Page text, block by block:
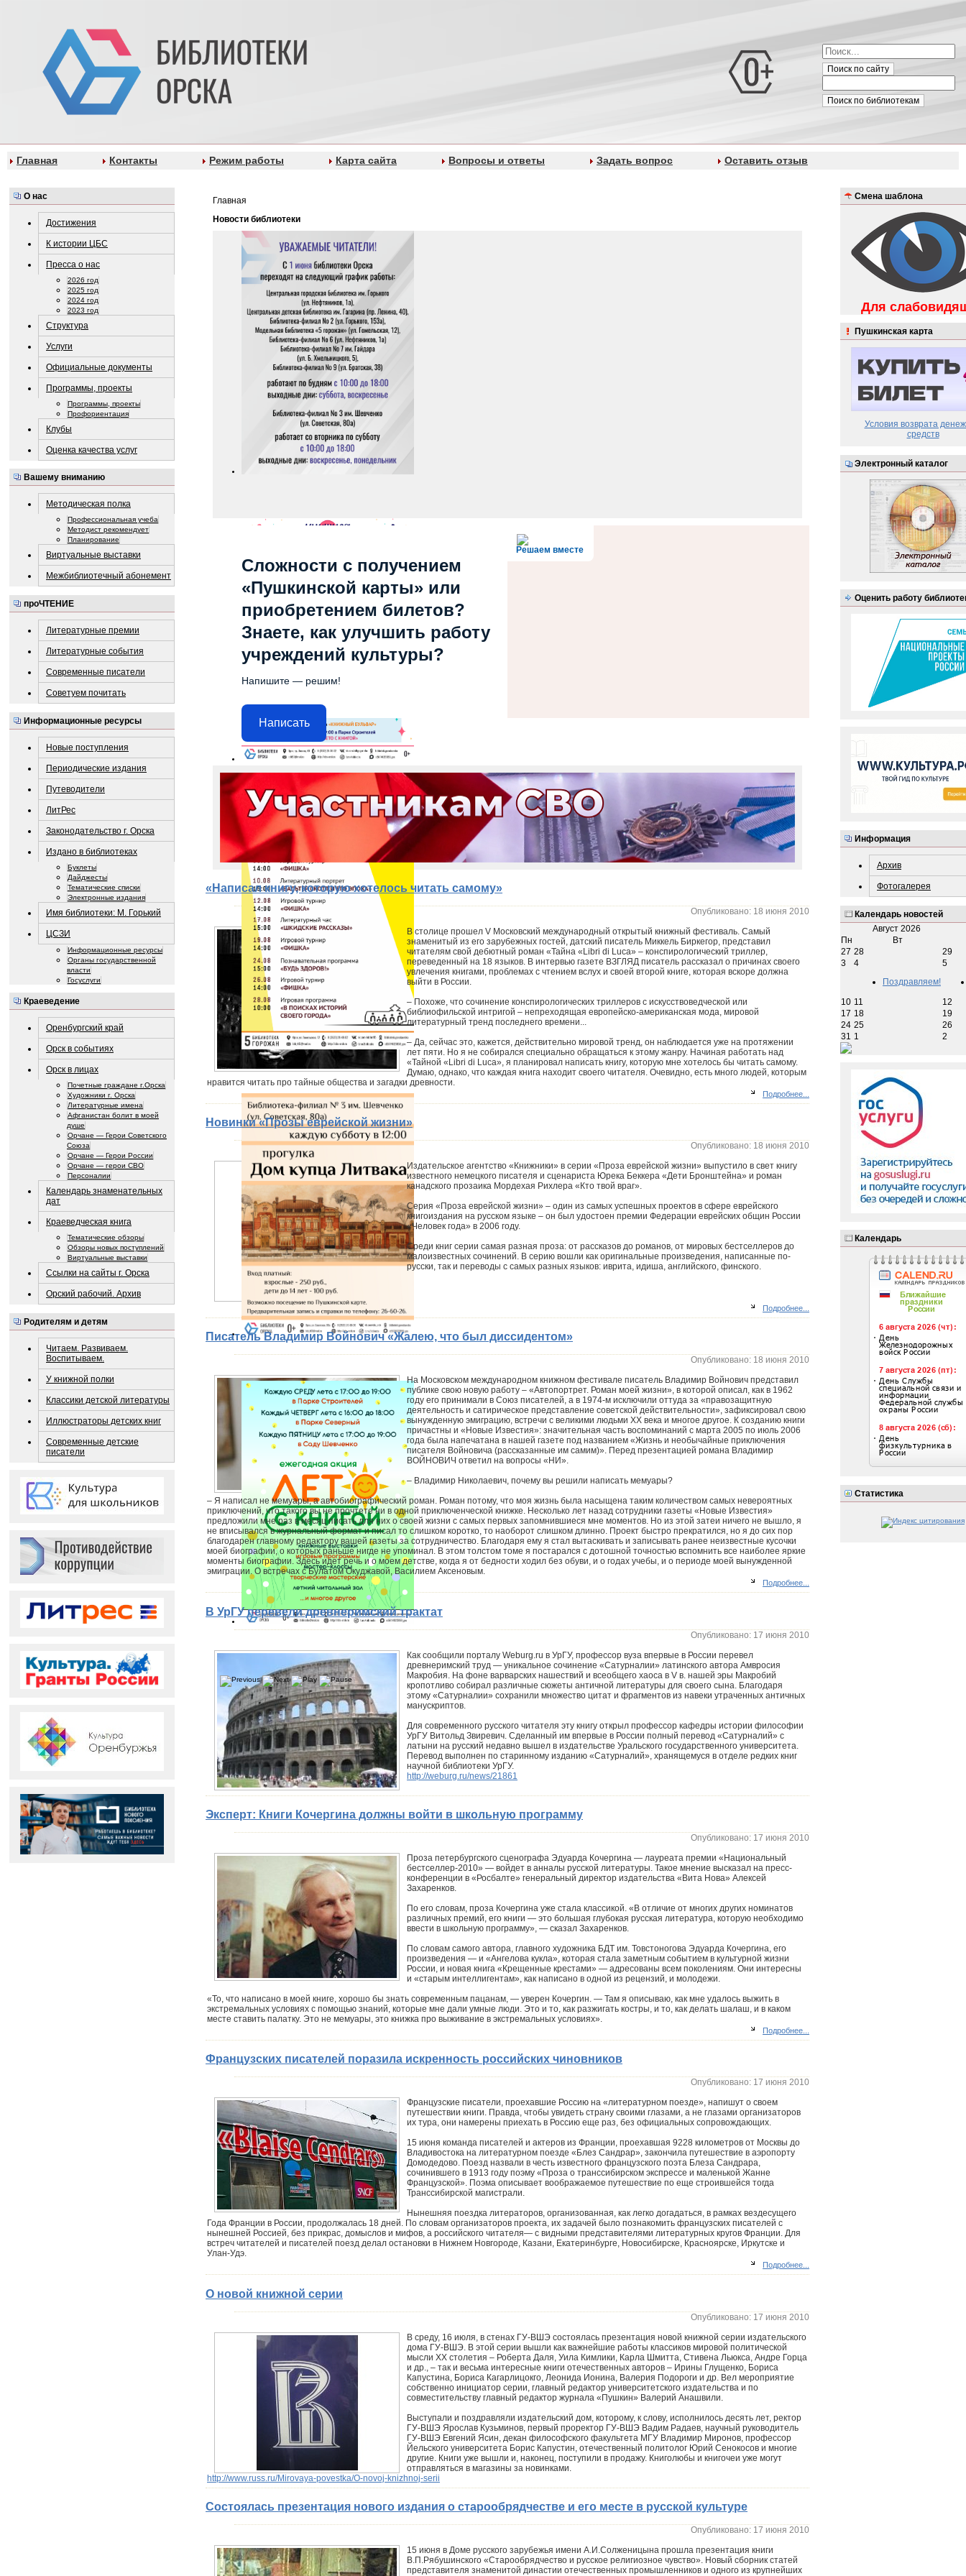
Поиск по сайту
Поиск по библиотекам
Главная Контакты Режим работы Карта сайта Вопросы и ответы Задать вопрос Оставить отзыв
О нас
Достижения
К истории ЦБС
Пресса о нас
2026 год
2025 год
2024 год
2023 год
Структура
Услуги
Официальные документы
Программы, проекты
Программы, проекты
Профориентация
Клубы
Оценка качества услуг
Вашему вниманию
Методическая полка
Профессиональная учеба
Методист рекомендует
Планирование
Виртуальные выставки
Межбиблиотечный абонемент
проЧТЕНИЕ
Литературные премии
Литературные события
Современные писатели
Советуем почитать
Информационные ресурсы
Новые поступления
Периодические издания
Путеводители
ЛитРес
Законодательство г. Орска
Издано в библиотеках
Буклеты
Дайджесты
Тематические списки
Электронные издания
Имя библиотеки: М. Горький
ЦСЗИ
Информационные ресурсы
Органы государственной
власти
Госуслуги
Краеведение
Оренбургский край
Орск в событиях
Орск в лицах
Почетные граждане г.Орска
Художники г. Орска
Литературные имена
Афганистан болит в моей
душе
Орчане — Герои Советского
Союза
Орчане — Герои России
Орчане — герои СВО
Персоналии
Календарь знаменательных
дат
Краеведческая книга
Тематические обзоры
Обзоры новых поступлений
Виртуальные выставки
Ссылки на сайты г. Орска
Орский рабочий. Архив
Родителям и детям
Читаем. Развиваем.
Воспитываем.
У книжной полки
Классики детской литературы
Иллюстраторы детских книг
Современные детские
писатели
Главная
Новости библиотеки
Решаем вместе
Сложности с получением
«Пушкинской карты» или
приобретением билетов?
Знаете, как улучшить работу
учреждений культуры?
Напишите — решим!
Написать
«Написал книгу, которую хотелось читать самому»
Опубликовано: 18 июня 2010
В столице прошел V Московский международный открытый книжный фестиваль. Самый
знаменитый из его зарубежных гостей, датский писатель Миккель Биркегор, представил
читателям свой дебютный роман «Тайна «Libri di Luca» – конспирологический триллер,
переведенный на 18 языков. В интервью газете ВЗГЛЯД писатель рассказал о причинах своего
увлечения книгами, проблемах с чтением вслух и своей второй книге, которая вскоре должна
выйти в России.
– Похоже, что сочинение конспирологических триллеров с искусствоведческой или
библиофильской интригой – непреходящая европейско-американская мода, мировой
литературный тренд последнего времени...
– Да, сейчас это, кажется, действительно мировой тренд, он наблюдается уже на протяжении
лет пяти. Но я не собирался специально обращаться к этому жанру. Начиная работать над
«Тайной «Libri di Luca», я планировал написать книгу, которую мне хотелось бы читать самому.
Думаю, однако, что каждая книга находит своего читателя. Очевидно, есть много людей, которым
нравится читать про тайные общества и загадки древности.
Подробнее...
Новинки «Прозы еврейской жизни»
Опубликовано: 18 июня 2010
Издательское агентство «Книжники» в серии «Проза еврейской жизни» выпустило в свет книгу
известного немецкого писателя и сценариста Юрека Беккера «Дети Бронштейна» и роман
канадского прозаика Мордехая Рихлера «Кто твой враг».
Серия «Проза еврейской жизни» – один из самых успешных проектов в сфере еврейского
книгоиздания на русском языке – он был удостоен премии Федерации еврейских общин России
«Человек года» в 2006 году.
Среди книг серии самая разная проза: от рассказов до романов, от мировых бестселлеров до
малоизвестных сочинений. В серию вошли как оригинальные произведения, написанные по-
русски, так и переводы с самых разных языков: иврита, идиша, английского, финского.
Подробнее...
Писатель Владимир Войнович «Жалею, что был диссидентом»
Опубликовано: 18 июня 2010
На Московском международном книжном фестивале писатель Владимир Войнович представил
публике свою новую работу – «Автопортрет. Роман моей жизни», в которой описал, как в 1962
году его принимали в Союз писателей, а в 1974-м исключили оттуда за «правозащитную
деятельность и сатирическое представление советской действительности», зафиксировал свою
вынужденную эмиграцию, встречи с великими людьми ХХ века и многое другое. К созданию книги
причастны и «Новые Известия»: значительная часть воспоминаний с марта 2005 по июль 2006
года была напечатана в нашей газете под названием «Жизнь и необычайные приключения
писателя Войновича (рассказанные им самим)». Перед презентацией романа Владимир
ВОЙНОВИЧ ответил на вопросы «НИ».
– Владимир Николаевич, почему вы решили написать мемуары?
– Я написал не мемуары, а автобиографический роман. Роман потому, что моя жизнь была насыщена таким количеством самых невероятных
приключений, что такого вы не прочтете ни в одной приключенческой книжке. Несколько лет назад сотрудники газеты «Новые Известия»
предложили мне раз в месяц писать для них о своей жизни с самых первых запомнившиеся мне моментов. Но из этой затеи ничего не вышло, я
не вписывался в журнальный формат и писал то слишком коротко, то наоборот слишком длинно. Проект быстро прекратился, но я до сих пор
благодарен главному редактору вашей газеты за сотрудничество. Благодаря ему я стал вытаскивать и записывать ранее неизвестные кусочки
моей биографии, о которых раньше нигде не упоминал. В этом толстом томе я постарался с дотошной точностью вспомнить все наиболее яркие
моменты биографии. Здесь идет речь и о моем детстве, когда я от бедности ходил без обуви, и о годах учебы, и о периоде моей вынужденной
эмиграции. О встречах с Булатом Окуджавой, Василием Аксеновым.
Подробнее...
В УрГУ перевели древнеримский трактат
Опубликовано: 17 июня 2010
Как сообщили порталу Weburg.ru в УрГУ, профессор вуза впервые в России перевел
древнеримский труд — уникальное сочинение «Сатурналии» латинского автора Амвросия
Макробия. На фоне варварских нашествий и всеобщего хаоса в V в. нашей эры Макробий
кропотливо собирал различные сюжеты античной литературы для своего сына. Благодаря
этому «Сатурналии» сохранили множество цитат и фрагментов из навеки утраченных античных
манускриптов.
Для современного русского читателя эту книгу открыл профессор кафедры истории философии
УрГУ Витольд Звиревич. Сделанный им впервые в России полный перевод «Сатурналий» с
латыни на русский недавно вышел в издательстве Уральского государственного университета.
Перевод выполнен по старинному изданию «Сатурналий», хранящемуся в отделе редких книг
научной библиотеки УрГУ.
http://weburg.ru/news/21861
Эксперт: Книги Кочергина должны войти в школьную программу
Опубликовано: 17 июня 2010
Проза петербургского сценографа Эдуарда Кочергина — лауреата премии «Национальный
бестселлер-2010» — войдет в анналы русской литературы. Такое мнение высказал на пресс-
конференции в «Росбалте» генеральный директор издательства «Вита Нова» Алексей
Захаренков.
По его словам, проза Кочергина уже стала классикой. «В отличие от многих других номинатов
различных премий, его книги — это большая глубокая русская литература, которую необходимо
ввести в школьную программу», — сказал Захаренков.
По словам самого автора, главного художника БДТ им. Товстоногова Эдуарда Кочергина, его
произведения — и «Ангелова кукла», которая стала заметным событием в культурной жизни
России, и новая книга «Крещенные крестами» — адресованы всем поколениям. Они интересны
и «старым интеллигентам», как написано в одной из рецензий, и молодежи.
«То, что написано в моей книге, хорошо бы знать современным пацанам, — уверен Кочергин. — Там я описываю, как мне удалось выжить в
экстремальных условиях с помощью знаний, которые мне дали умные люди. Это и то, как разжигать костры, и то, как делать шалаш, и в каком
месте ставить палатку. Это не мемуары, это книжка про выживание в экстремальных условиях».
Подробнее...
Французских писателей поразила искренность российских чиновников
Опубликовано: 17 июня 2010
Французские писатели, проехавшие Россию на «литературном поезде», напишут о своем
путешествии книги. Правда, чтобы увидеть страну своими глазами, а не глазами организаторов
их тура, они намерены приехать в Россию еще раз, без официальных сопровождающих.
15 июня команда писателей и актеров из Франции, проехавшая 9228 километров от Москвы до
Владивостока на литературном поезде «Блез Сандрар», закончила путешествие в аэропорту
Домодедово. Поезд назвали в честь известного французского поэта Блеза Сандрара,
сочинившего в 1913 году поэму «Проза о транссибирском экспрессе и маленькой Жанне
Французской». Поэма описывает воображаемое путешествие по еще строившейся тогда
Транссибирской магистрали.
Нынешняя поездка литераторов, организованная, как легко догадаться, в рамках вездесущего
Года Франции в России, продолжалась 18 дней. По словам организаторов проекта, их задачей было познакомить французских писателей с
нынешней Россией, без прикрас, домыслов и мифов, а российского читателя— с видными представителями литературных кругов Франции. Для
встреч читателей и писателей поезд делал остановки в Нижнем Новгороде, Казани, Екатеринбурге, Новосибирске, Красноярске, Иркутске и
Улан-Удэ.
Подробнее...
О новой книжной серии
Опубликовано: 17 июня 2010
В среду, 16 июля, в стенах ГУ-ВШЭ состоялась презентация новой книжной серии издательского
дома ГУ-ВШЭ. В этой серии вышли как важнейшие работы классиков мировой политической
мысли ХХ столетия – Роберта Даля, Уила Кимлики, Карла Шмитта, Стивена Льюкса, Андре Горца
и др., – так и весьма интересные книги отечественных авторов – Ирины Глущенко, Бориса
Капустина, Бориса Кагарлицокго, Леонида Ионина, Валерия Подороги и др. Вел мероприятие
собственно инициатор серии, главный редактор университетского издательства и по
совместительству главный редактор журнала «Пушкин» Валерий Анашвили.
Выступали и поздравляли издательский дом, которому, к слову, исполнилось десять лет, ректор
ГУ-ВШЭ Ярослав Кузьминов, первый проректор ГУ-ВШЭ Вадим Радаев, научный руководитель
ГУ-ВШЭ Евгений Ясин, декан философского факультета МГУ Владимир Миронов, профессор
Йельского университета Борис Капустин, отечественный политолог Юрий Сенокосов и многие
другие. Книги уже вышли и, наконец, поступили в продажу. Книголюбы и книгочеи уже могут
отправляться в магазины за новинками.
http://www.russ.ru/Mirovaya-povestka/O-novoj-knizhnoj-serii
Состоялась презентация нового издания о старообрядчестве и его месте в русской культуре
Опубликовано: 17 июня 2010
15 июня в Доме русского зарубежья имени А.И.Солженицына прошла презентация книги
В.П.Рябушинского «Старообрядчество и русское религиозное чувство». Новый сборник статей
представителя знаменитой династии отечественных промышленников и одного из крупнейших
Смена шаблона
Для
Пушкинская карта
Условия возврата
средств
Электронный каталог
Оценить работу
Информация
Архив
Фотогалерея
Календарь новостей
Август 2026
Пн
Вт
27 28
29
3
4
Поздравляем!
5
10 11
12
17 18
19
24 25
26
31 1 2
Календарь
Статистика